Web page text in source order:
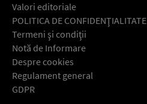
Valori editoriale
POLITICA DE CONFIDENŢIALITATE
Termeni şi condiţii
Notă de Informare
Despre cookies
Regulament general
GDPR